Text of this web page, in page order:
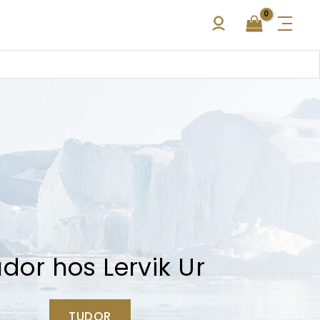
hos Lervik Ur
TUDOR